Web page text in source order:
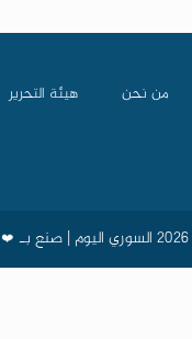
من نحن هيئة التحرير
❤️